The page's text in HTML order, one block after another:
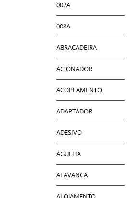
007A
008A
ABRACADEIRA
ACIONADOR
ACOPLAMENTO
ADAPTADOR
ADESIVO
AGULHA
ALAVANCA
ALOJAMENTO